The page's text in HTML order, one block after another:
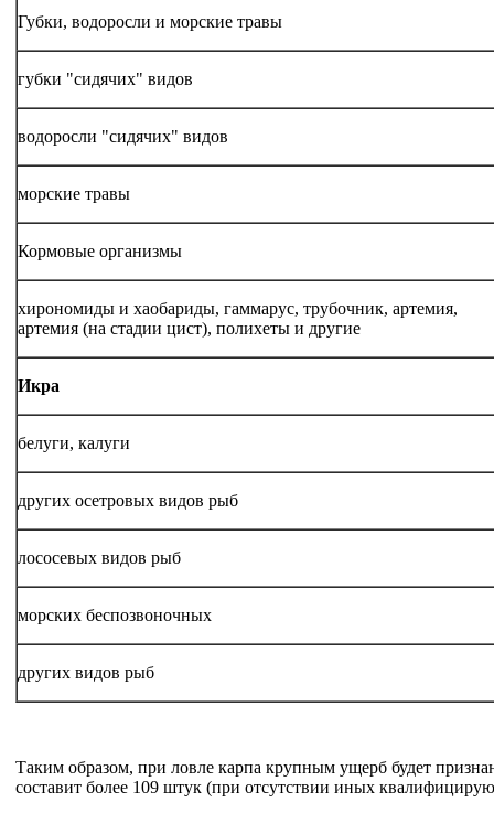
Губки, водоросли и морские травы
губки "сидячих" видов
водоросли "сидячих" видов
морские травы
Кормовые организмы
хирономиды и хаобариды, гаммарус, трубочник, артемия,
артемия (на стадии цист), полихеты и другие
Икра
белуги, калуги
других осетровых видов рыб
лососевых видов рыб
морских беспозвоночных
других видов рыб
Таким образом, при ловле карпа крупным ущерб будет
составит более 109 штук (при отсутствии иных